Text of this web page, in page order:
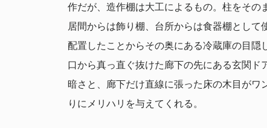
作だが、造作棚は大工によるもの。柱をその
居間からは飾り棚、台所からは食器棚として
配置したことからその奥にある冷蔵庫の目隠
口から真っ直ぐ抜けた廊下の先にある玄関ド
暗さと、廊下だけ直線に張った床の木目がワ
りにメリハリを与えてくれる。